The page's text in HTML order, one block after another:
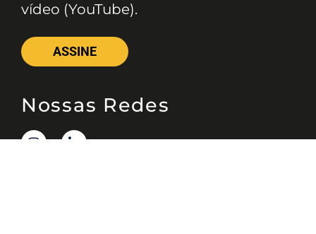
vídeo (YouTube).
ASSINE
Nossas Redes